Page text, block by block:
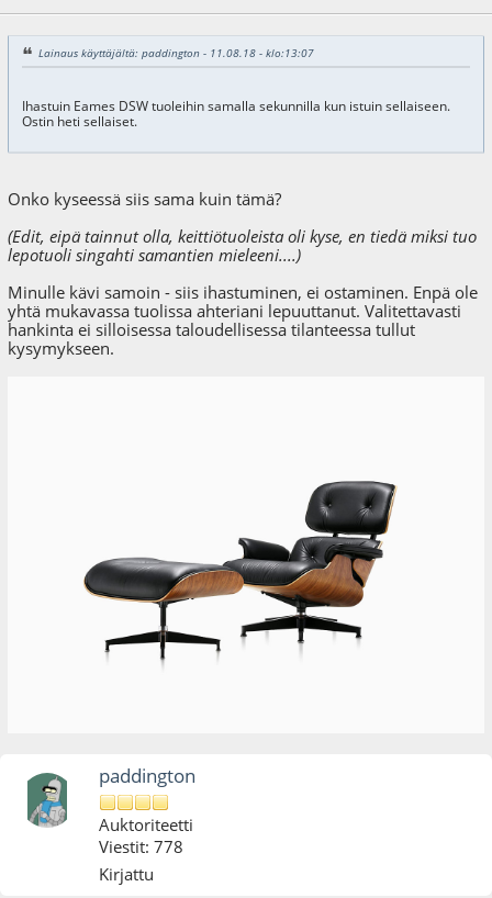
Lainaus käyttäjältä: paddington - 11.08.18 - klo:13:07
Ihastuin Eames DSW tuoleihin samalla sekunnilla kun istuin sellaiseen.
Ostin heti sellaiset.
Onko kyseessä siis sama kuin tämä?
(Edit, eipä tainnut olla, keittiötuoleista oli kyse, en tiedä miksi tuo
lepotuoli singahti samantien mieleeni....)
Minulle kävi samoin - siis ihastuminen, ei ostaminen. Enpä ole
yhtä mukavassa tuolissa ahteriani lepuuttanut. Valitettavasti
hankinta ei silloisessa taloudellisessa tilanteessa tullut
kysymykseen.
paddington
Auktoriteetti
Viestit: 778
Kirjattu